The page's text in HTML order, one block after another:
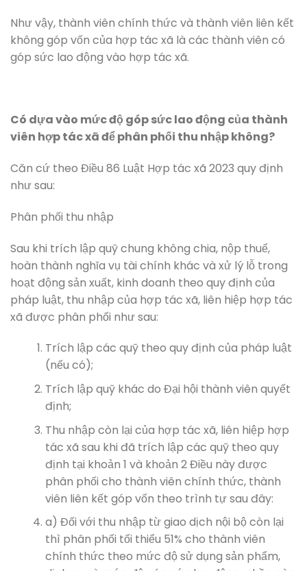
Như vậy, thành viên chính thức và thành viên liên kết
không góp vốn của hợp tác xã là các thành viên có
góp sức lao động vào hợp tác xã.
Có dựa vào mức độ góp sức lao động của thành
viên hợp tác xã để phân phối thu nhập không?
Căn cứ theo Điều 86 Luật Hợp tác xã 2023 quy định
như sau:
Phân phối thu nhập
Sau khi trích lập quỹ chung không chia, nộp thuế,
hoàn thành nghĩa vụ tài chính khác và xử lý lỗ trong
hoạt động sản xuất, kinh doanh theo quy định của
pháp luật, thu nhập của hợp tác xã, liên hiệp hợp tác
xã được phân phối như sau:
Trích lập các quỹ theo quy định của pháp luật
(nếu có);
Trích lập quỹ khác do Đại hội thành viên quyết
định;
Thu nhập còn lại của hợp tác xã, liên hiệp hợp
tác xã sau khi đã trích lập các quỹ theo quy
định tại khoản 1 và khoản 2 Điều này được
phân phối cho thành viên chính thức, thành
viên liên kết góp vốn theo trình tự sau đây:
a) Đối với thu nhập từ giao dịch nội bộ còn lại
thì phân phối tối thiểu 51% cho thành viên
chính thức theo mức độ sử dụng sản phẩm,